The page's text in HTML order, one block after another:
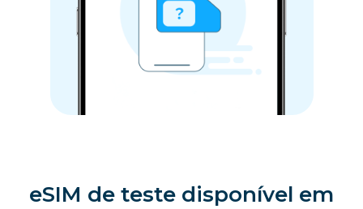
eSIM de teste disponível em